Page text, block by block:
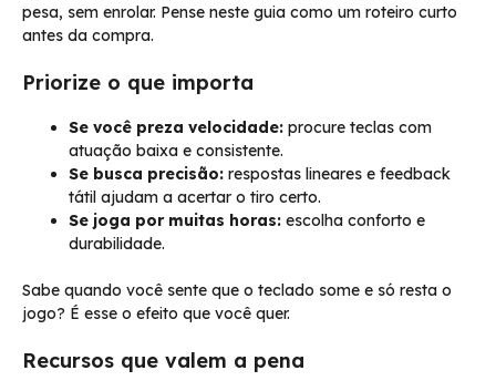
pesa, sem enrolar. Pense neste guia como um roteiro curto
antes da compra.
Priorize o que importa
Se você preza velocidade: procure teclas com
atuação baixa e consistente.
Se busca precisão: respostas lineares e feedback
tátil ajudam a acertar o tiro certo.
Se joga por muitas horas: escolha conforto e
durabilidade.
Sabe quando você sente que o teclado some e só resta o
jogo? É esse o efeito que você quer.
Recursos que valem a pena